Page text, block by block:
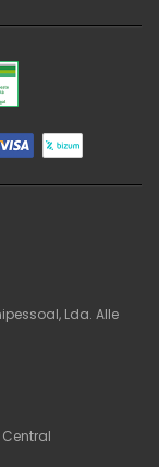
Lda. Alle